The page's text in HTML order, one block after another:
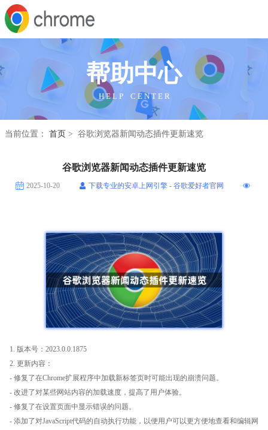
帮助中心
H E L P C E N T E R
当前位置： 首页 > 谷歌浏览器新闻动态插件更新速览
谷歌浏览器新闻动态插件更新速览
2025-10-20 下载专业的安卓上网引擎 - 谷歌爱好者官网
1. 版本号：2023.0.0.1875
2. 更新内容：
- 修复了在Chrome扩展程序中加载新标签页时可能出现的崩溃问题。
- 改进了对某些网站内容的加载速度，提高了用户体验。
- 修复了在设置页面中显示错误的问题。
- 添加了对JavaScript代码的自动执行功能，以便用户可以更方便地查看和编辑网